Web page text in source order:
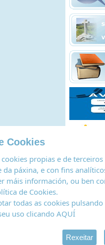
| Rexistro de actividades de
Cookies
propias e de
da páxina, e con fins
máis información, ou ben
de Cookies.
todas as cookies
uso clicando AQUÍ
Rexeitar